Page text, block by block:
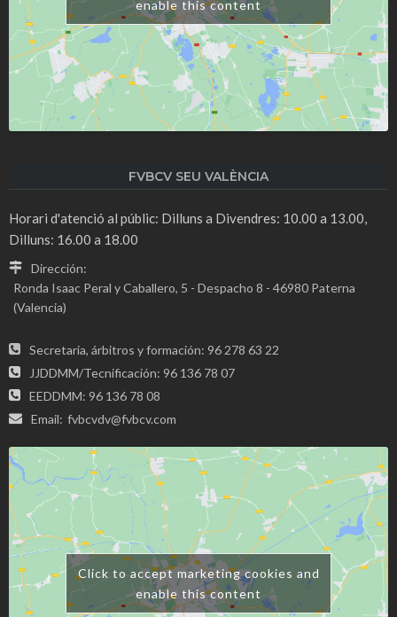
enable this content
FVBCV SEU VALÈNCIA
Horari d'atenció al públic: Dilluns a Divendres: 10.00 a 13.00,
Dilluns: 16.00 a 18.00
Dirección:
Ronda Isaac Peral y Caballero, 5 - Despacho 8 - 46980 Paterna
(Valencia)
Secretaria, árbitros y formación: 96 278 63 22
JJDDMM/Tecnificación: 96 136 78 07
EEDDMM: 96 136 78 08
Email: fvbcvdv@fvbcv.com
Click to accept marketing cookies and
enable this content